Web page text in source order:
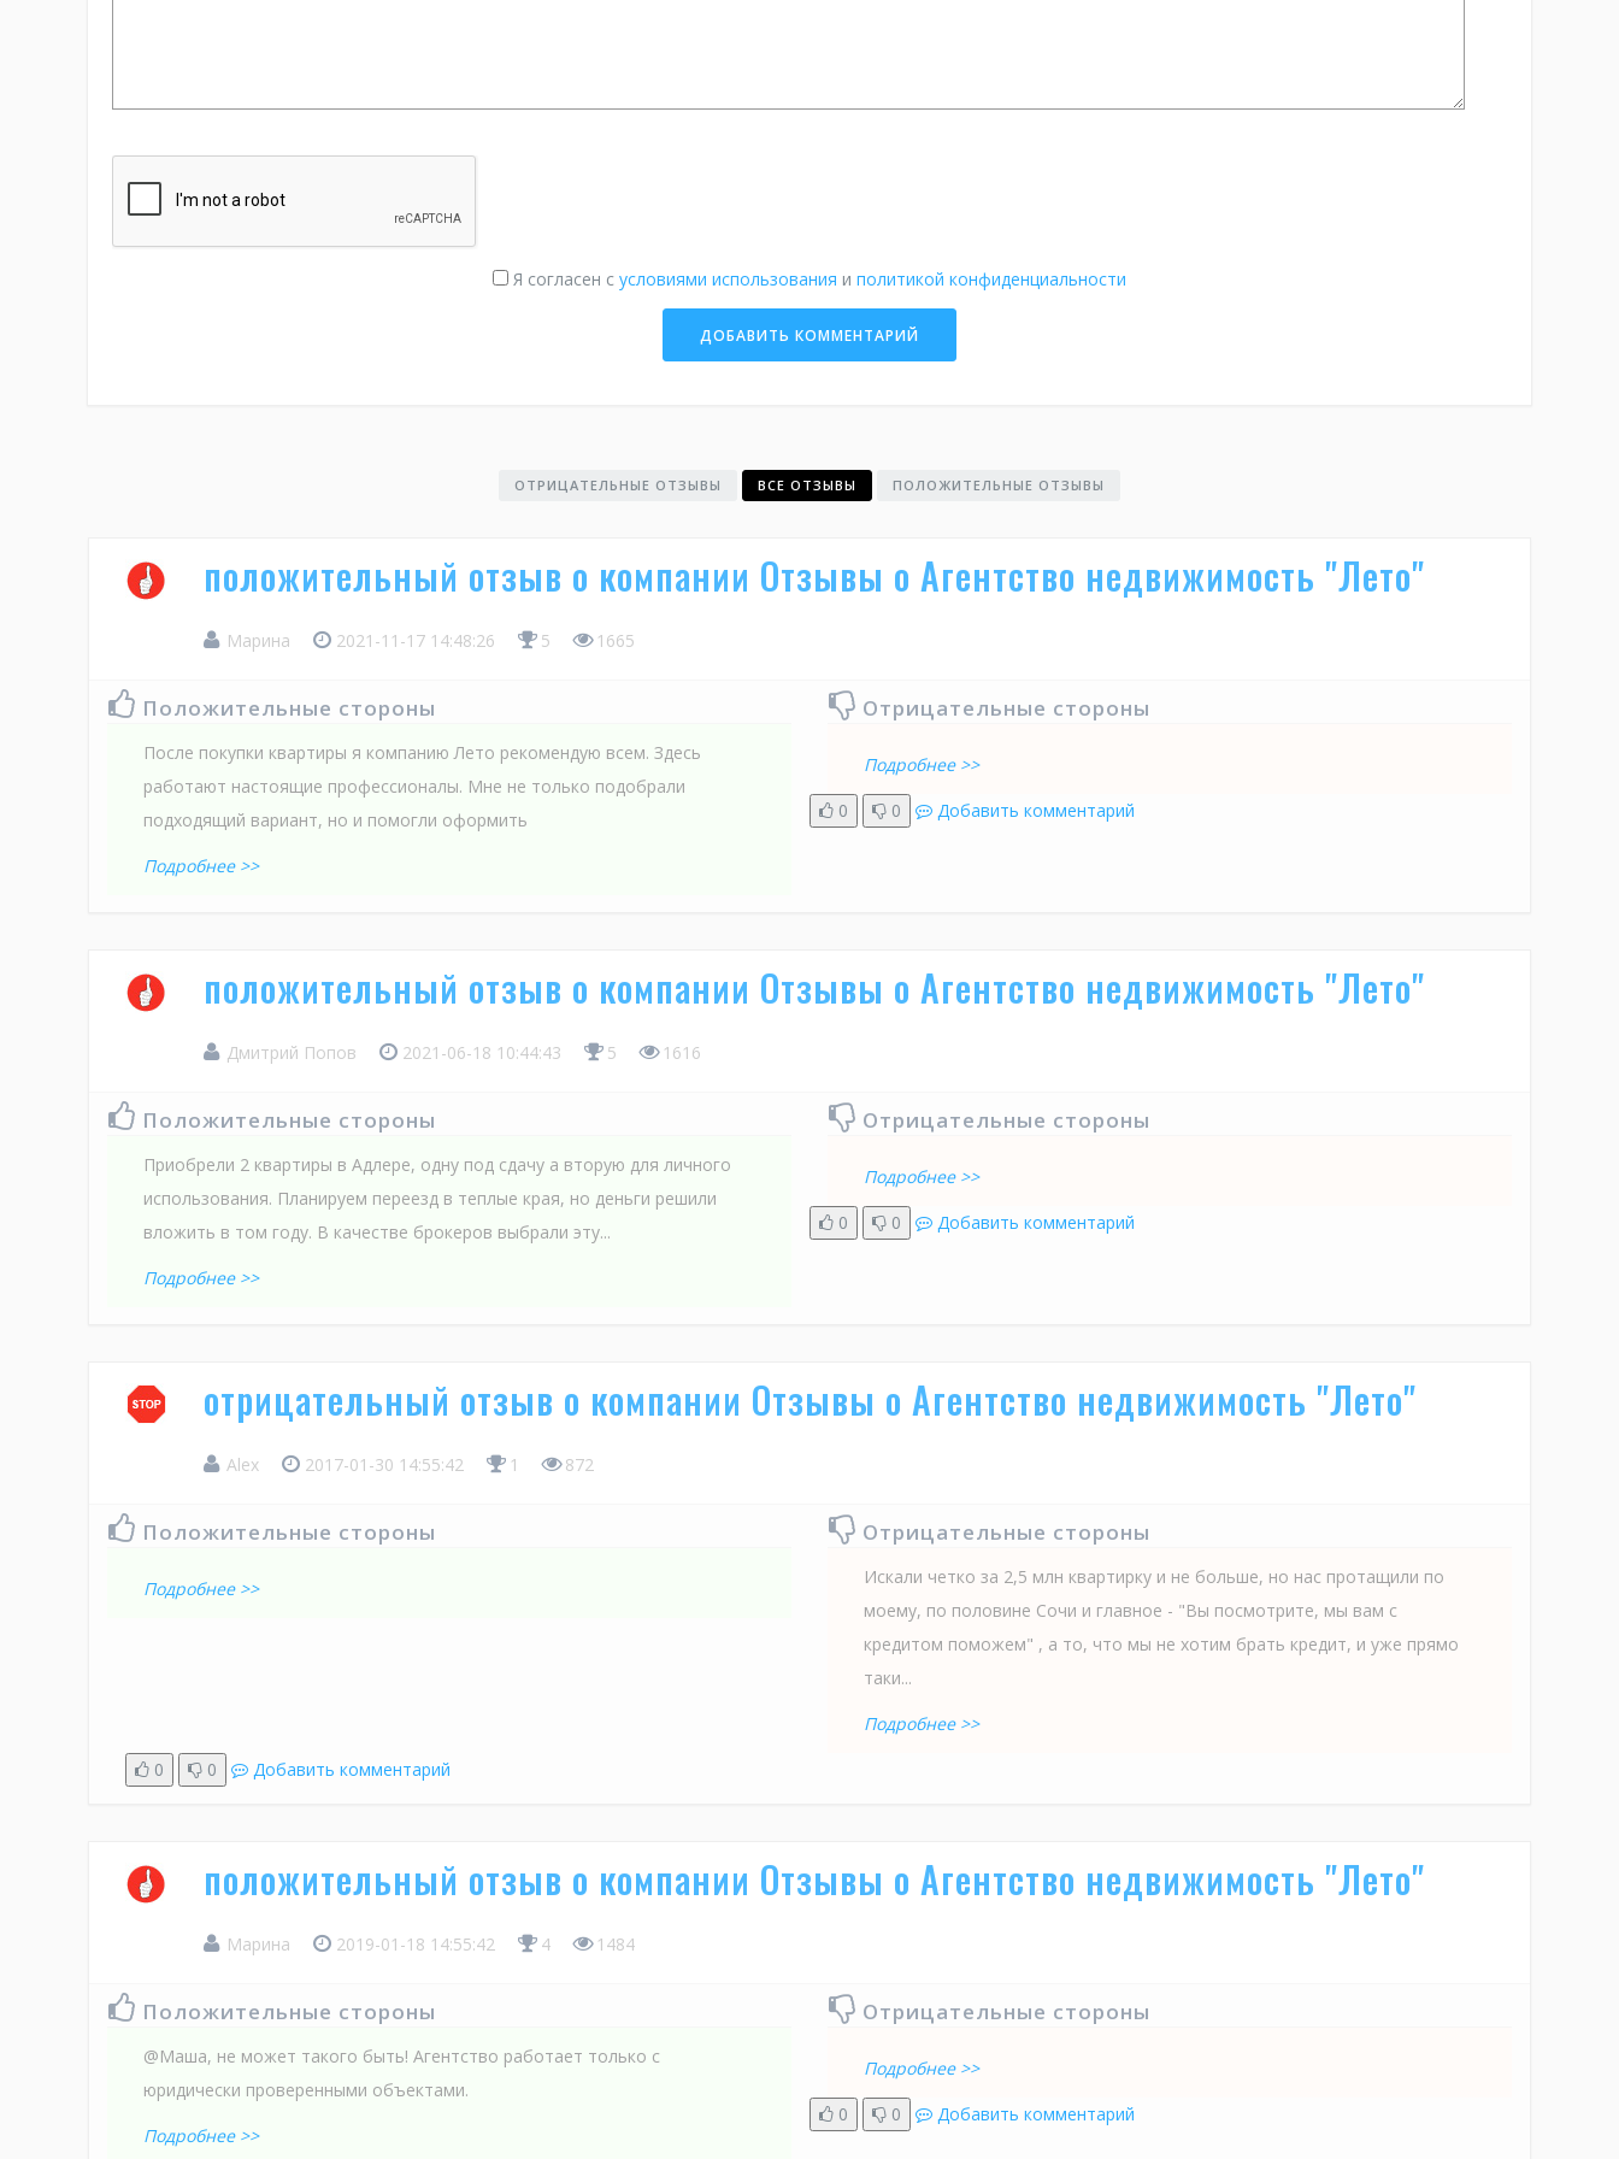
Я согласен с условиями использования и политикой конфиденциальности
ОТРИЦАТЕЛЬНЫЕ ОТЗЫВЫ ВСЕ ОТЗЫВЫ ПОЛОЖИТЕЛЬНЫЕ ОТЗЫВЫ
положительный отзыв о компании Отзывы о Агентство недвижимость "Лето"
Марина 2021-11-17 14:48:26 5 1665
Положительные стороны
После покупки квартиры я компанию Лето рекомендую всем. Здесь
работают настоящие профессионалы. Мне не только подобрали
подходящий вариант, но и помогли оформить
Подробнее >>
Отрицательные стороны
Подробнее >>
0
0 Добавить комментарий
положительный отзыв о компании Отзывы о Агентство недвижимость "Лето"
Дмитрий Попов 2021-06-18 10:44:43 5 1616
Положительные стороны
Приобрели 2 квартиры в Адлере, одну под сдачу а вторую для личного
использования. Планируем переезд в теплые края, но деньги решили
вложить в том году. В качестве брокеров выбрали эту...
Подробнее >>
Отрицательные стороны
Подробнее >>
0
0 Добавить комментарий
отрицательный отзыв о компании Отзывы о Агентство недвижимость "Лето"
Alex 2017-01-30 14:55:42 1 872
Положительные стороны
Подробнее >>
Отрицательные стороны
Искали четко за 2,5 млн квартирку и не больше, но нас протащили по
моему, по половине Сочи и главное - "Вы посмотрите, мы вам с
кредитом поможем" , а то, что мы не хотим брать кредит, и уже прямо
таки...
Подробнее >>
0
0 Добавить комментарий
положительный отзыв о компании Отзывы о Агентство недвижимость "Лето"
Марина 2019-01-18 14:55:42 4 1484
Положительные стороны
@Маша, не может такого быть! Агентство работает только с
юридически проверенными объектами.
Подробнее >>
Отрицательные стороны
Подробнее >>
0
0 Добавить комментарий